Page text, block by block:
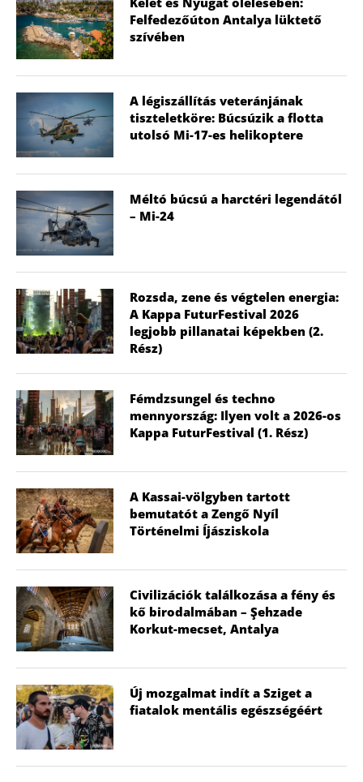
Felfedezőúton Antalya lüktető
szívében
A légiszállítás veteránjának
tiszteletköre: Búcsúzik a flotta
utolsó Mi-17-es helikoptere
Méltó búcsú a harctéri legendától
– Mi-24
Rozsda, zene és végtelen energia:
A Kappa FuturFestival 2026
legjobb pillanatai képekben (2.
Rész)
Fémdzsungel és techno
mennyország: Ilyen volt a 2026-os
Kappa FuturFestival (1. Rész)
A Kassai-völgyben tartott
bemutatót a Zengő Nyíl
Történelmi Íjásziskola
Civilizációk találkozása a fény és
kő birodalmában – Şehzade
Korkut-mecset, Antalya
Új mozgalmat indít a Sziget a
fiatalok mentális egészségéért